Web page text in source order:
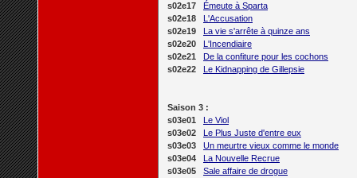
s02e17
Émeute à Sparta
s02e18
L'Accusation
s02e19
La vie s'arrête à quinze ans
s02e20
L'Incendiaire
s02e21
De la confiture pour les cochons
s02e22
Le Kidnapping de Gillepsie
Saison 3 :
s03e01
Le Viol
s03e02
Le Plus Juste d'entre eux
s03e03
Un meurtre vieux comme le monde
s03e04
La Nouvelle Recrue
s03e05
Sale affaire de drogue